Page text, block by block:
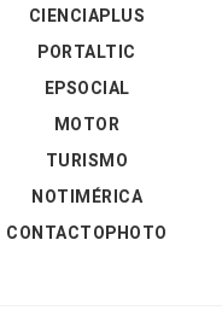
CIENCIAPLUS
PORTALTIC
EPSOCIAL
MOTOR
TURISMO
NOTIMÉRICA
CONTACTOPHOTO